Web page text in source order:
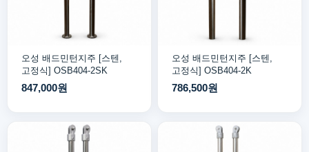
오성 배드민턴지주 [스텐,
고정식] OSB404-2SK
847,000원
오성 배드민턴지주 [스텐,
고정식] OSB404-2K
786,500원